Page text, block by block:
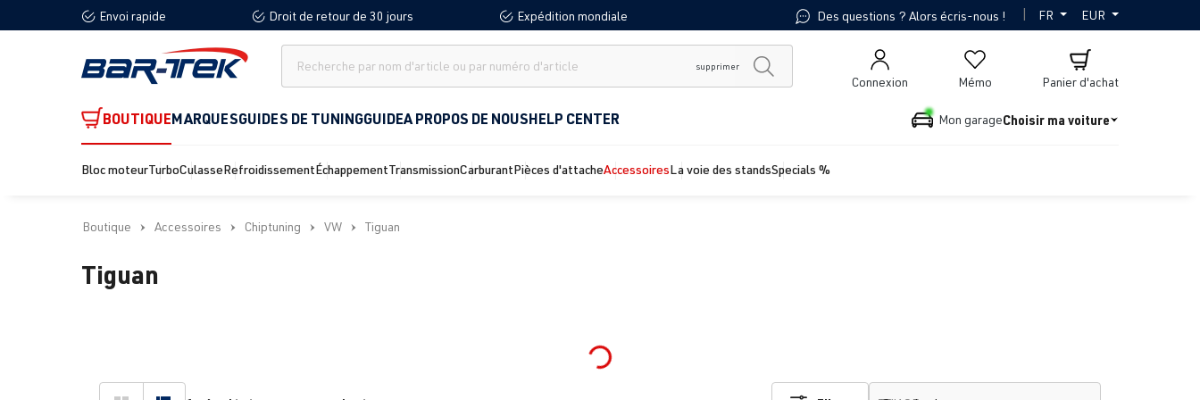
Passer à la navigation principale
Envoi rapide Droit de retour de 30 jours Expédition mondiale Des questions ? Alors écris-nous ! | FR EUR
supprimer
Mémo
Connexion Panier d'achat
BOUTIQUEMARQUESGUIDES DE TUNINGGUIDEA PROPOS DE NOUSHELP CENTER Mon garageChoisir ma voiture
Bloc moteurTurboCulasseRefroidissementÉchappementTransmissionCarburantPièces d'attacheAccessoiresLa voie des standsSpecials %
Boutique Accessoires Chiptuning VW Tiguan
Tiguan
Loading...